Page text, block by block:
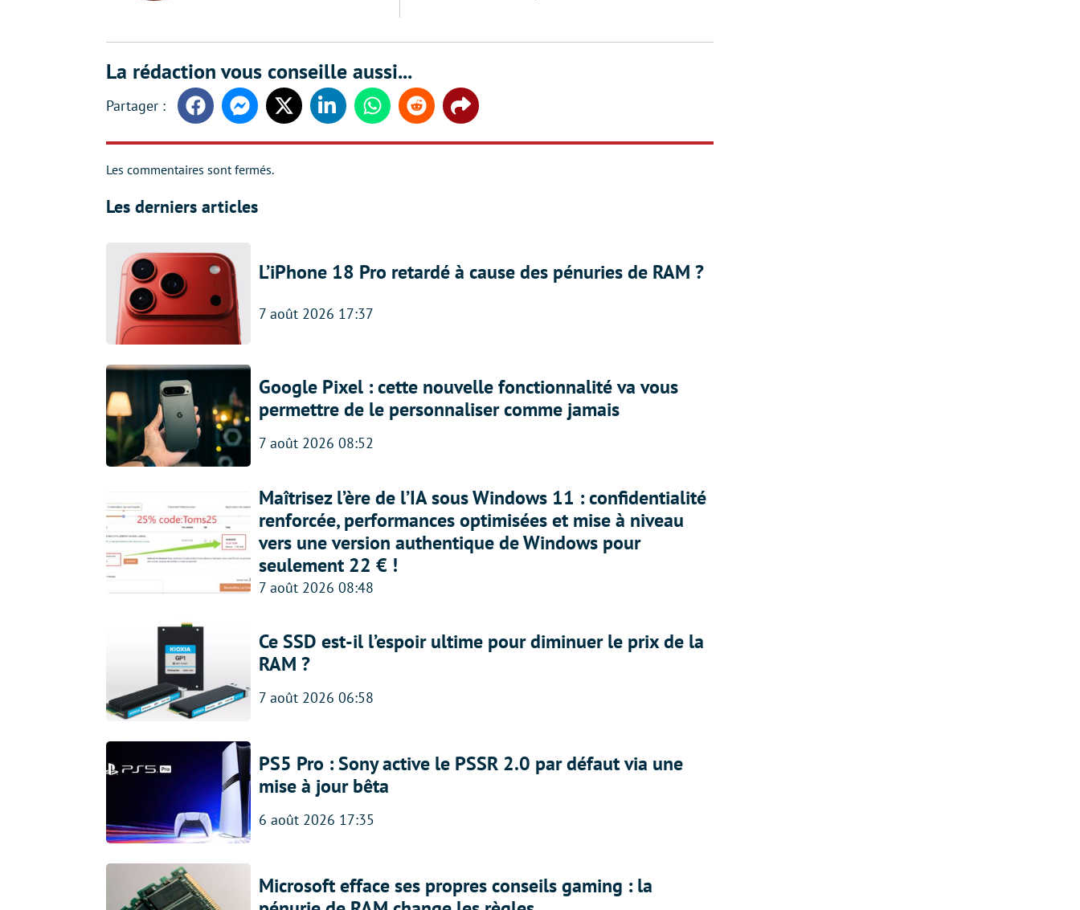
La rédaction vous conseille aussi...
FacebookMessengerTwitter LinkedinWhatsappReddit Share
Les commentaires sont fermés.
Les derniers articles
L’iPhone 18 Pro retardé à cause des pénuries de RAM ?
7 août 2026 17:37
Google Pixel : cette nouvelle fonctionnalité va vous
permettre de le personnaliser comme jamais
7 août 2026 08:52
Maîtrisez l’ère de l’IA sous Windows 11 : confidentialité
renforcée, performances optimisées et mise à niveau
vers une version authentique de Windows pour
seulement 22 € !
7 août 2026 08:48
Ce SSD est-il l’espoir ultime pour diminuer le prix de la
RAM ?
7 août 2026 06:58
PS5 Pro : Sony active le PSSR 2.0 par défaut via une
mise à jour bêta
6 août 2026 17:35
Microsoft efface ses propres conseils gaming : la